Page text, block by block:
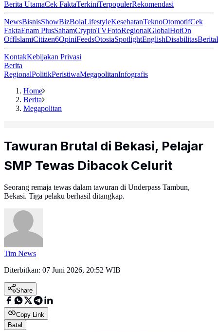
Berita UtamaCek FaktaTerkiniTerpopulerRekomendasi
NewsBisnisShowBizBolaLifestyleKesehatanTeknoOtomotifCek
FaktaEnam PlusSahamCryptoTVFotoRegionalGlobalHotOn
OffIslamiCitizen6OpiniFeedsOtosiaSpotlightEnglishDisabilitasBerita
KontakKebijakan Privasi
Berita
RegionalPolitikPeristiwaMegapolitanInfografis
Home
Berita
Megapolitan
Tawuran Brutal di Bekasi, Pelajar
SMP Tewas Dibacok Celurit
Seorang remaja tewas dalam tawuran di Underpass Tambun,
Bekasi. Tiga pelaku berhasil ditangkap.
Tim News
Diterbitkan: 07 Juni 2026, 20:52 WIB
Share
Copy Link
Batal